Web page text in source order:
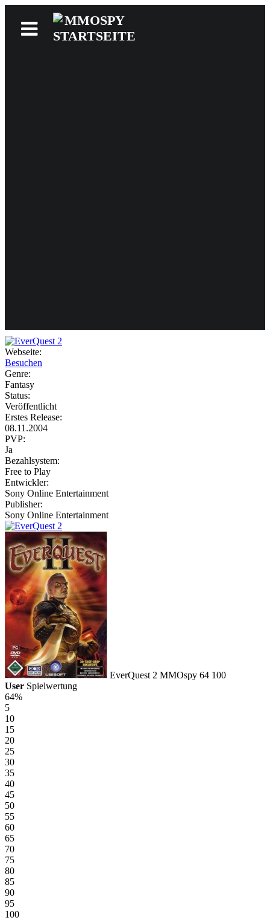
Webseite:
Besuchen
Genre:
Fantasy
Status:
Veröffentlicht
Erstes Release:
08.11.2004
PVP:
Ja
Bezahlsystem:
Free to Play
Entwickler:
Sony Online Entertainment
Publisher:
Sony Online Entertainment
EverQuest 2 MMOspy 64 100
User Spielwertung
64%
5
10
15
20
25
30
35
40
45
50
55
60
65
70
75
80
85
90
95
100